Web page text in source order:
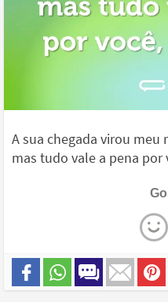
A sua chegada virou meu
mas tudo vale a pena por